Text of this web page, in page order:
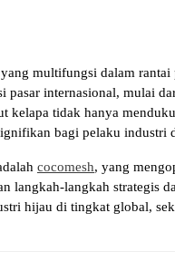
multifungsi dalam
internasional, mulai
kelapa tidak hanya
bagi pelaku industri
cocomesh, yang
langkah-langkah strategis
hijau di tingkat global,